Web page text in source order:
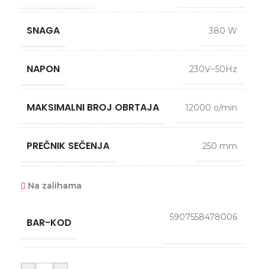
SNAGA 380 W
NAPON 230V~50Hz
MAKSIMALNI BROJ OBRTAJA 12000 o/min
PREČNIK SEČENJA 250 mm
Na zalihama
BAR-KOD 5907558478006